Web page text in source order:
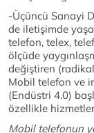
-Üçüncü Sanayi
de iletişimde
telefon, telex,
ölçüde
değiştiren
Mobil telefon ve
(Endüstri 4.0)
özellikle
Mobil telefonun